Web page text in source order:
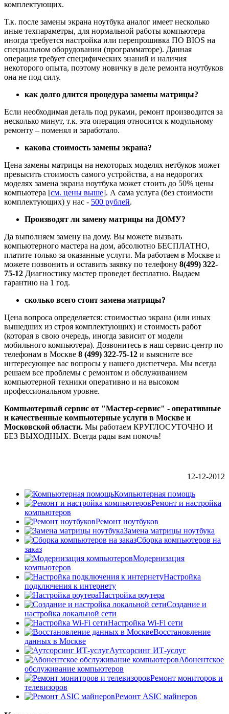
комплектующих.
Т.к. после замены экрана ноутбука аналог имеет несколько
иные техпараметры, для нормальной работы компьютера
иногда требуется настройка или перепрошивка ПО BIOS на
специальном оборудовании (программаторе). Данная
операция требует специфических знаний и наличия
некоторого опыта, поэтому новичку в деле ремонта ноутбуков
она не под силу.
как долго длится процедура замены матрицы?
Если необходимая деталь под руками, ремонт производится за
несколько минут, т.к. эта операция относится к модульному
ремонту – поменял и заработало.
какова стоимость замены экрана?
Цена замены матрицы на некоторых моделях нетбуков может
превысить стоимость самого устройства, а на недорогих
моделях замена экрана ноутбука может стоить до 50% цены
компьютера [см. цены выше]. А сама услуга (без стоимости
комплектующих) у нас - 500 рублей.
Производят ли замену матрицы на ДОМУ?
Да выполняем замену на дому. Вы можете вызвать
компьютерного мастера на дом, абсолютно БЕСПЛАТНО,
платите только за оказанные услуги. Ма работаем в Москве и
можете позвонить и оставить заявку по телефону 8(499) 322-
75-12 Диагностику мастер проведет бесплатно. Выдаем
гарантию на 1 год.
сколько всего стоит замена матрицы?
Цена вопроса определяется: стоимостью экрана (или иных
вышедших из строя комплектующих) и стоимость работ
(которая в свою очередь, иногда зависит от модели
мобильного компьютера). Дозвонитесь в наш сервис-центр по
телефонам в Москве 8 (499) 322-75-12 и выясните все
интересующее вас вопросы у нашего диспетчера. Мы всегда
решаем все проблемы с ремонтом и обслуживанием
компьютерной техники оперативно и на высоком
профессиональном уровне.
Компьютерный сервис от "Мастер-сервис" - оперативные
и качественные компьютерные услуги в Москве и
Московской области. Мы работаем КРУГЛОСУТОЧНО И
БЕЗ ВЫХОДНЫХ. Всегда рады вам помочь!
12-12-2012
Компьютерная помощь
Ремонт и настройка
компьютеров
Ремонт ноутбуков
Замена матрицы ноутбука
Сборка компьютеров на
заказ
Модернизация
компьютеров
Настройка
подключения к интернету
Настройка роутера
Создание и
настройка локальной сети
Настройка Wi-Fi сети
Восстановление
данных в Москве
Аутсорсинг ИТ-услуг
Абонентское
обслуживание компьютеров
Ремонт мониторов и
телевизоров
Ремонт ASIC майнеров